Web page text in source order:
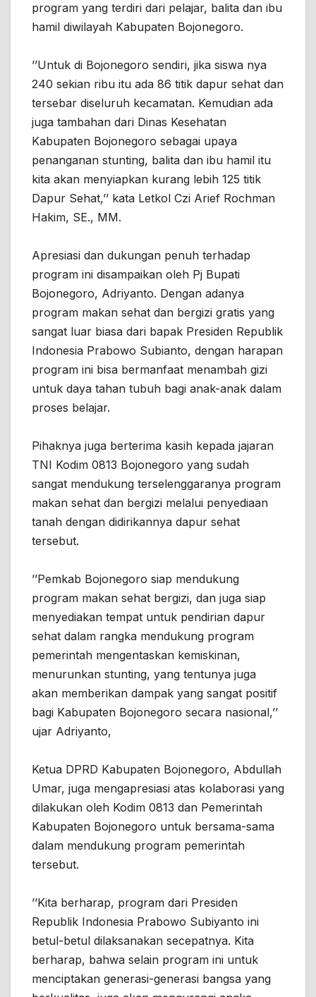
program yang terdiri dari pelajar, balita dan ibu
hamil diwilayah Kabupaten Bojonegoro.
’’Untuk di Bojonegoro sendiri, jika siswa nya
240 sekian ribu itu ada 86 titik dapur sehat dan
tersebar diseluruh kecamatan. Kemudian ada
juga tambahan dari Dinas Kesehatan
Kabupaten Bojonegoro sebagai upaya
penanganan stunting, balita dan ibu hamil itu
kita akan menyiapkan kurang lebih 125 titik
Dapur Sehat,’’ kata Letkol Czi Arief Rochman
Hakim, SE., MM.
Apresiasi dan dukungan penuh terhadap
program ini disampaikan oleh Pj Bupati
Bojonegoro, Adriyanto. Dengan adanya
program makan sehat dan bergizi gratis yang
sangat luar biasa dari bapak Presiden Republik
Indonesia Prabowo Subianto, dengan harapan
program ini bisa bermanfaat menambah gizi
untuk daya tahan tubuh bagi anak-anak dalam
proses belajar.
Pihaknya juga berterima kasih kepada jajaran
TNI Kodim 0813 Bojonegoro yang sudah
sangat mendukung terselenggaranya program
makan sehat dan bergizi melalui penyediaan
tanah dengan didirikannya dapur sehat
tersebut.
’’Pemkab Bojonegoro siap mendukung
program makan sehat bergizi, dan juga siap
menyediakan tempat untuk pendirian dapur
sehat dalam rangka mendukung program
pemerintah mengentaskan kemiskinan,
menurunkan stunting, yang tentunya juga
akan memberikan dampak yang sangat positif
bagi Kabupaten Bojonegoro secara nasional,’’
ujar Adriyanto,
Ketua DPRD Kabupaten Bojonegoro, Abdullah
Umar, juga mengapresiasi atas kolaborasi yang
dilakukan oleh Kodim 0813 dan Pemerintah
Kabupaten Bojonegoro untuk bersama-sama
dalam mendukung program pemerintah
tersebut.
’’Kita berharap, program dari Presiden
Republik Indonesia Prabowo Subiyanto ini
betul-betul dilaksanakan secepatnya. Kita
berharap, bahwa selain program ini untuk
menciptakan generasi-generasi bangsa yang